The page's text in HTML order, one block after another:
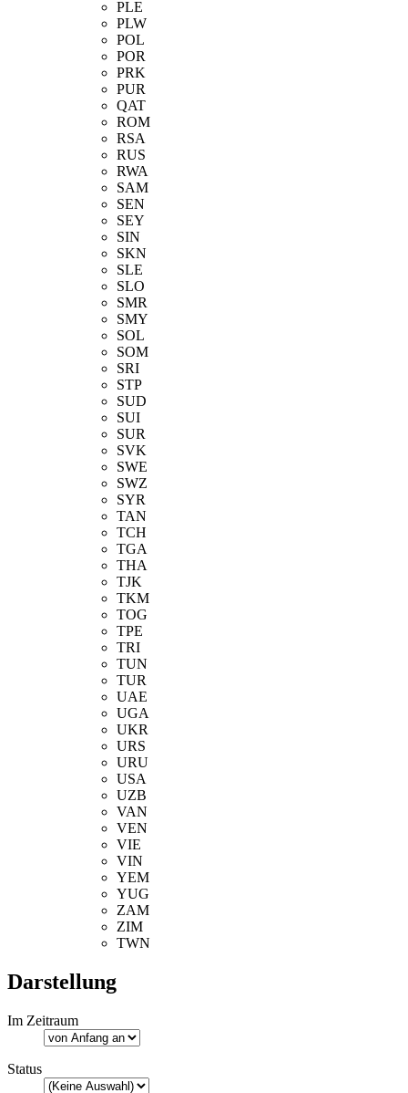
PLE
PLW
POL
POR
PRK
PUR
QAT
ROM
RSA
RUS
RWA
SAM
SEN
SEY
SIN
SKN
SLE
SLO
SMR
SMY
SOL
SOM
SRI
STP
SUD
SUI
SUR
SVK
SWE
SWZ
SYR
TAN
TCH
TGA
THA
TJK
TKM
TOG
TPE
TRI
TUN
TUR
UAE
UGA
UKR
URS
URU
USA
UZB
VAN
VEN
VIE
VIN
YEM
YUG
ZAM
ZIM
TWN
Darstellung
Im Zeitraum
Status